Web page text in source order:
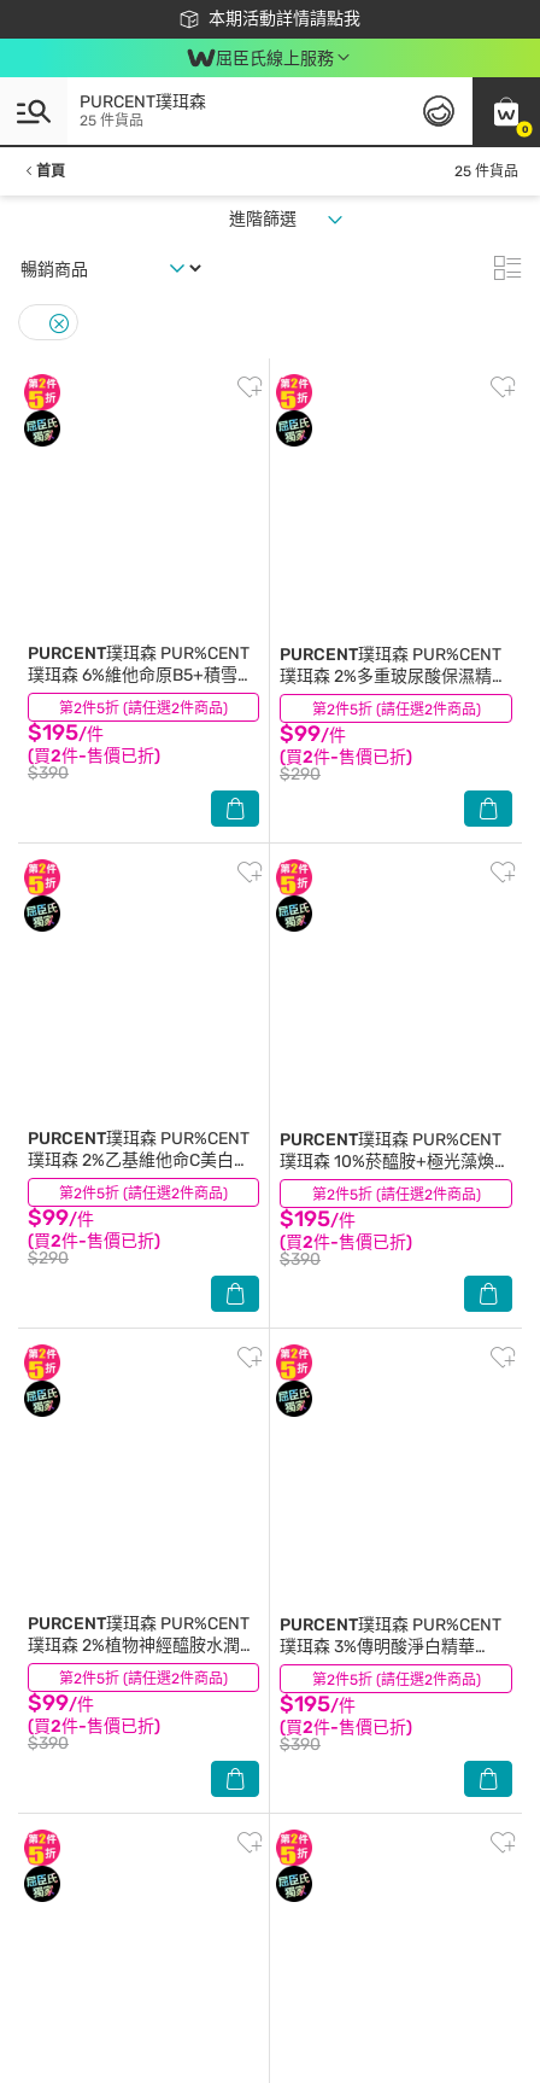
本期活動詳情請點我
下載app最高回饋$350
屈臣氏線上服務
0
PURCENT璞珥森
25 件貨品
首頁 25 件貨品
進階篩選
第2件5折 (請任選2件商品)
PURCENT璞珥森 PUR%CENT
璞珥森 6%維他命原B5+積雪草
修護精華30ml
$195/件
(買2件-售價已折)
$390
(19) 第2件5折 (請任選2件商品)
PURCENT璞珥森 PUR%CENT
璞珥森 2%多重玻尿酸保濕精華
30ml
$99/件
(買2件-售價已折)
$290
(16)
第2件5折 (請任選2件商品)
PURCENT璞珥森 PUR%CENT
璞珥森 2%乙基維他命C美白精
華30ml
$99/件
(買2件-售價已折)
$290
(18) 第2件5折 (請任選2件商品)
PURCENT璞珥森 PUR%CENT
璞珥森 10%菸醯胺+極光藻煥白
精華30ml
$195/件
(買2件-售價已折)
$390
(32)
第2件5折 (請任選2件商品)
PURCENT璞珥森 PUR%CENT
璞珥森 2%植物神經醯胺水潤精
華30ml
$99/件
(買2件-售價已折)
$390
(9) 第2件5折 (請任選2件商品)
PURCENT璞珥森 PUR%CENT
璞珥森 3%傳明酸淨白精華
30ml
$195/件
(買2件-售價已折)
$390
(16)